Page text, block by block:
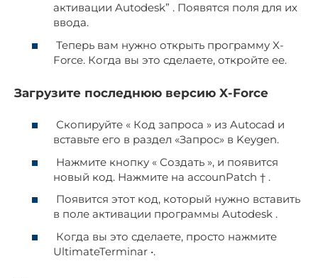
активации Autodesk” . Появятся поля для их
ввода.
Теперь вам нужно открыть программу X-
Force. Когда вы это сделаете, откройте ее.
Загрузите последнюю версию X-Force
Скопируйте « Код запроса » из Autocad и
вставьте его в раздел «Запрос» в Keygen.
Нажмите кнопку « Создать », и появится
новый код. Нажмите на accounPatch † .
Появится этот код, который нужно вставить
в поле активации программы Autodesk .
Когда вы это сделаете, просто нажмите
UltimateTerminar •.